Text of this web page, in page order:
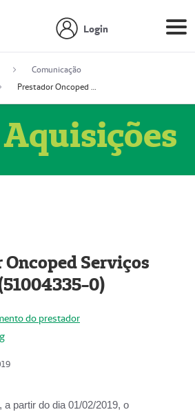
Login
Comunicação
Prestador Oncoped Serviços Médicos (51004335-0)
Oncoped Serviços
0)
do prestador
a partir do dia 01/02/2019, o